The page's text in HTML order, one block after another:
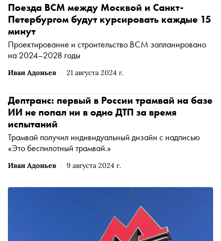
Иван Адоньев 21 августа 2024 г.
Поезда ВСМ между Москвой и Санкт-
Петербургом будут курсировать каждые 15
минут
Проектирование и строительство ВСМ запланировано
на 2024–2028 годы
Иван Адоньев 9 августа 2024 г.
Дептранс: первый в России трамвай на базе
ИИ не попал ни в одно ДТП за время
испытаний
Трамвай получил индивидуальный дизайн с надписью
«Это беспилотный трамвай.»